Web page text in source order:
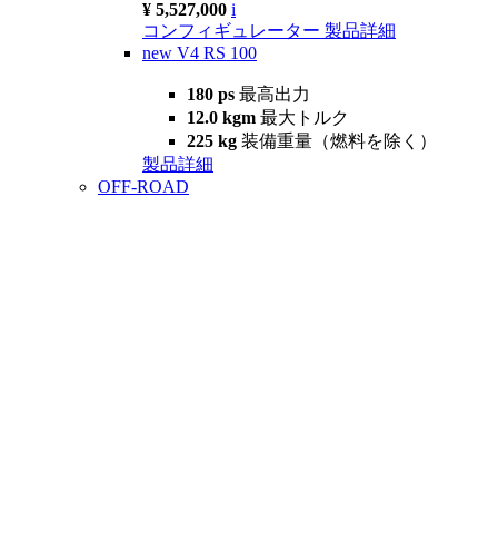
¥ 5,527,000 i
コンフィギュレーター 製品詳細
new V4 RS 100
180 ps 最高出力
12.0 kgm 最大トルク
225 kg 装備重量（燃料を除く）
製品詳細
OFF-ROAD